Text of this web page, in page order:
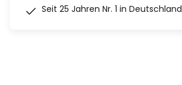
Seit 25 Jahren Nr. 1 in Deutschland